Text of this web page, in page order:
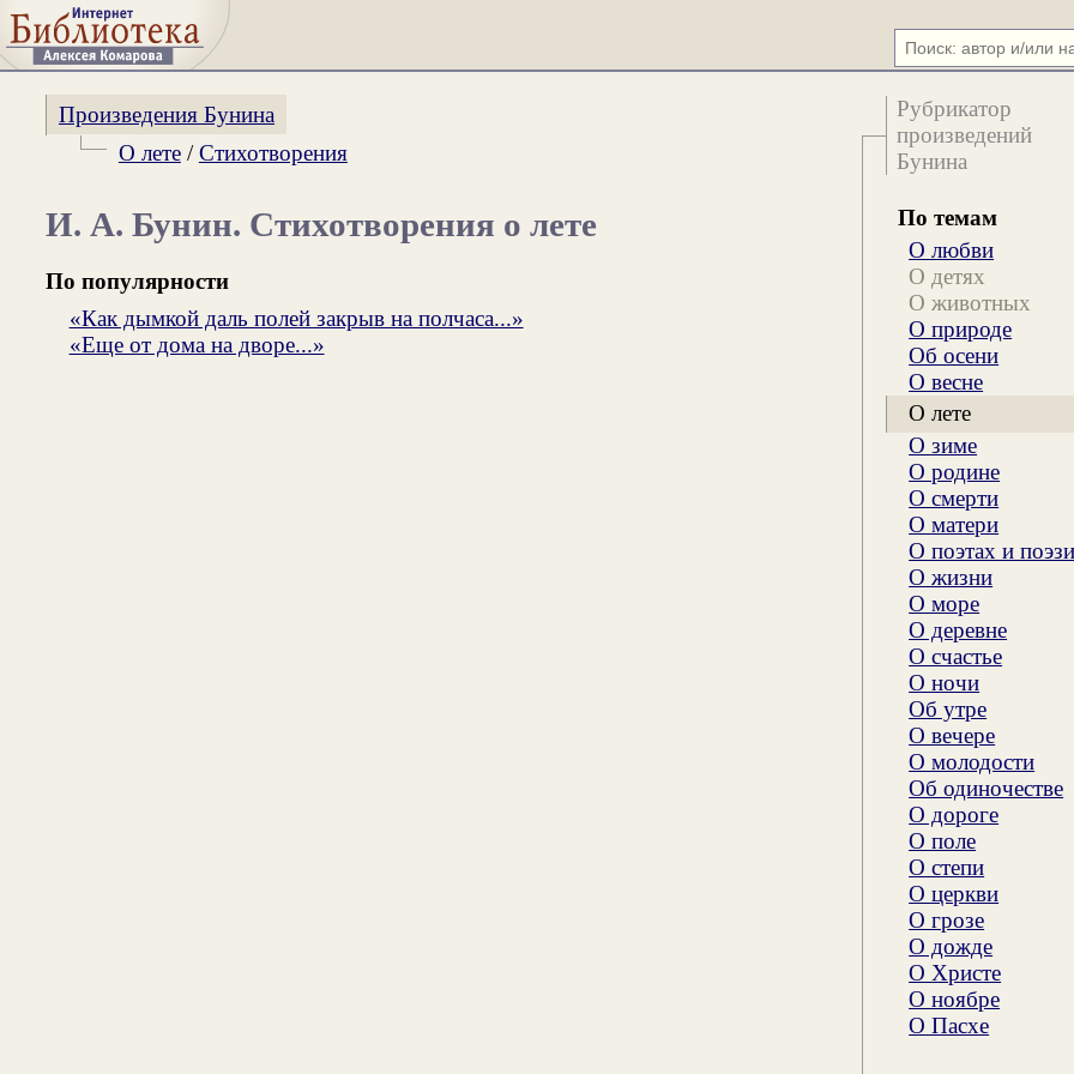
Рубрикатор
произведений
Бунина
По темам
О любви
О детях
О животных
О природе
Об осени
О весне
О лете
О зиме
О родине
О смерти
О матери
О поэтах и
О жизни
О море
О деревне
О счастье
О ночи
Об утре
О вечере
О молодости
Об одиночестве
О дороге
О поле
О степи
О церкви
О грозе
О дожде
О Христе
О ноябре
О Пасхе
Произведения Бунина
О лете/Стихотворения
И. А. Бунин. Стихотворения о лете
По популярности
«Как дымкой даль полей закрыв на полчаса...»
«Еще от дома на дворе...»